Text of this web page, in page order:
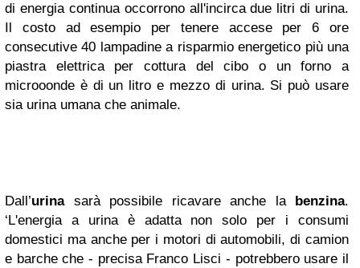
di energia continua occorrono all'incirca due litri di urina.
Il costo ad esempio per tenere accese per 6 ore
consecutive 40 lampadine a risparmio energetico più una
piastra elettrica per cottura del cibo o un forno a
microoonde è di un litro e mezzo di urina. Si può usare
sia urina umana che animale.
Dall’urinasarà possibile ricavare anche labenzina.
‘L'energia a urina è adatta non solo per i consumi
domestici ma anche per i motori di automobili, di camion
e barche che - precisa Franco Lisci - potrebbero usare il